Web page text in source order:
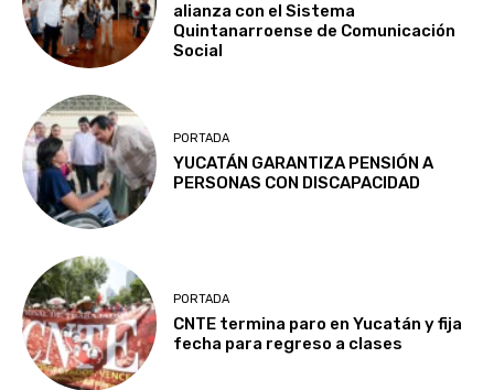
alianza con el Sistema
Quintanarroense de Comunicación
Social
PORTADA
YUCATÁN GARANTIZA PENSIÓN A
PERSONAS CON DISCAPACIDAD
PORTADA
CNTE termina paro en Yucatán y fija
fecha para regreso a clases